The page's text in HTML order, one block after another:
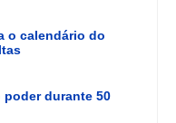
o calendário do
poder durante 50